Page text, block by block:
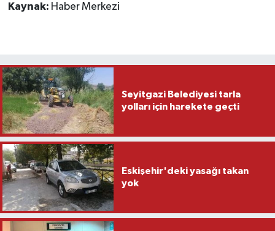
Kaynak: Haber Merkezi
Seyitgazi Belediyesi tarla
yolları için harekete geçti
Eskişehir'deki yasağı takan
yok